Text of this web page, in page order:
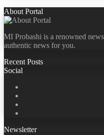
About Portal
MI Probashi is a renowned
authentic news for you.
Recent Posts
Social
Newsletter